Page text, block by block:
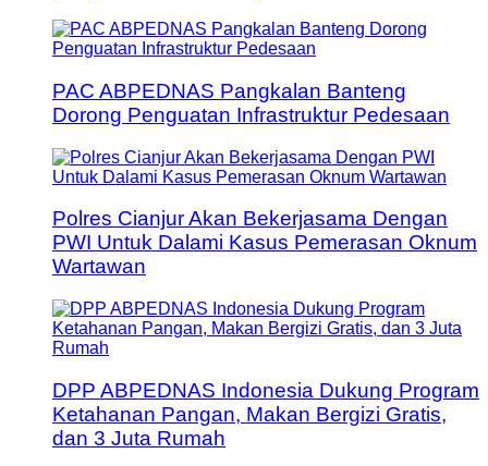
PAC ABPEDNAS Pangkalan Banteng
Dorong Penguatan Infrastruktur Pedesaan
Polres Cianjur Akan Bekerjasama Dengan
PWI Untuk Dalami Kasus Pemerasan Oknum
Wartawan
DPP ABPEDNAS Indonesia Dukung Program
Ketahanan Pangan, Makan Bergizi Gratis,
dan 3 Juta Rumah